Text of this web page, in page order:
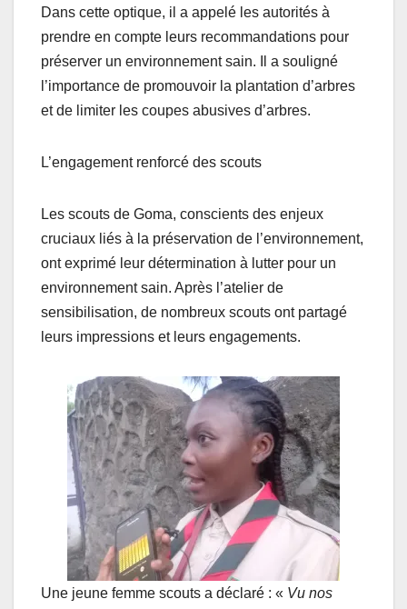
Dans cette optique, il a appelé les autorités à
prendre en compte leurs recommandations pour
préserver un environnement sain. Il a souligné
l’importance de promouvoir la plantation d’arbres
et de limiter les coupes abusives d’arbres.
L’engagement renforcé des scouts
Les scouts de Goma, conscients des enjeux
cruciaux liés à la préservation de l’environnement,
ont exprimé leur détermination à lutter pour un
environnement sain. Après l’atelier de
sensibilisation, de nombreux scouts ont partagé
leurs impressions et leurs engagements.
Une jeune femme scouts a déclaré : « Vu nos